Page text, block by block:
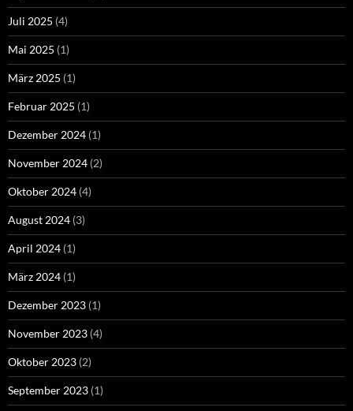
Juli 2025 (4)
Mai 2025 (1)
März 2025 (1)
Februar 2025 (1)
Dezember 2024 (1)
November 2024 (2)
Oktober 2024 (4)
August 2024 (3)
April 2024 (1)
März 2024 (1)
Dezember 2023 (1)
November 2023 (4)
Oktober 2023 (2)
September 2023 (1)